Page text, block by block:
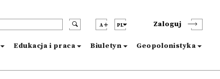
A PL Zaloguj
Edukacja i praca Biuletyn Geopolonistyka